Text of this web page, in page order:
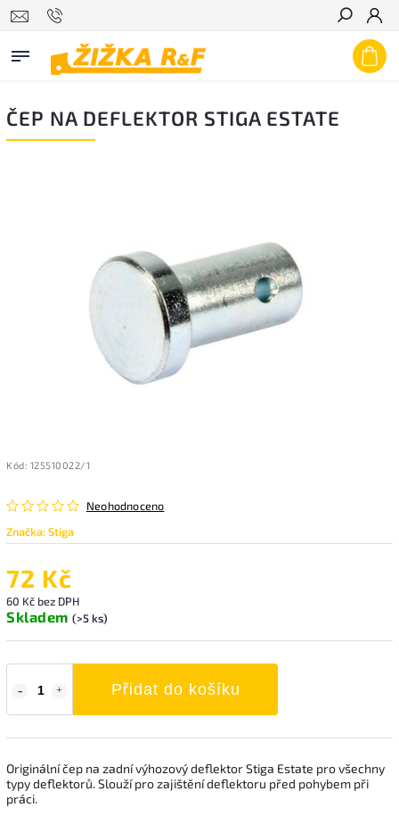
Hledat
ČEP NA DEFLEKTOR STIGA ESTATE
Kód: 125510022/1
Neohodnoceno
Značka:Stiga
72 Kč
60 Kč bez DPH
Skladem (>5 ks)
Přidat do košíku
Originální čep na zadní výhozový deflektor Stiga Estate pro všechny
typy deflektorů. Slouží pro zajištění deflektoru před pohybem při
práci.